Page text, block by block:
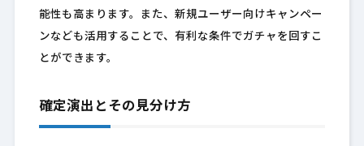
能性も高まります。また、新規ユーザー向けキャンペー
ンなども活用することで、有利な条件でガチャを回すこ
とができます。
確定演出とその見分け方